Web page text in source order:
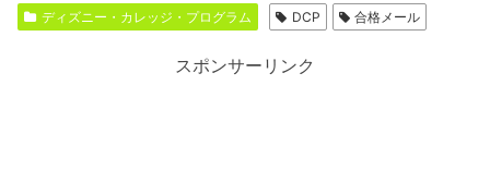
ディズニー・カレッジ・プログラム DCP 合格メール
スポンサーリンク